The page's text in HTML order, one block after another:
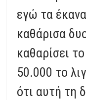
εγώ τα
καθάρισα
καθαρίσει
50.000 το
ότι αυτή τη